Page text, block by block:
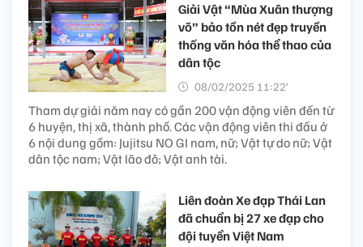
Giải Vật “Mùa Xuân thượng
võ” bảo tồn nét đẹp truyền
thống văn hóa thể thao của
dân tộc
08/02/2025 11:22’
Tham dự giải năm nay có gần 200 vận động viên đến từ
6 huyện, thị xã, thành phố. Các vận động viên thi đấu ở
6 nội dung gồm: Jujitsu NO GI nam, nữ; Vật tự do nữ; Vật
dân tộc nam; Vật lão đô; Vật anh tài.
Liên đoàn Xe đạp Thái Lan
đã chuẩn bị 27 xe đạp cho
đội tuyển Việt Nam